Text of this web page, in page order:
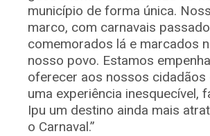
município de forma única.
marco, com carnavais
comemorados lá e marcados
nosso povo. Estamos
oferecer aos nossos cidadãos
uma experiência inesquecível,
Ipu um destino ainda mais
o Carnaval.”